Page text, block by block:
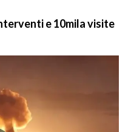
e 10mila visite